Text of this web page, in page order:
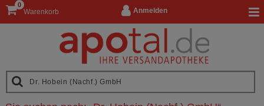
Anmelden
Warenkorb
0